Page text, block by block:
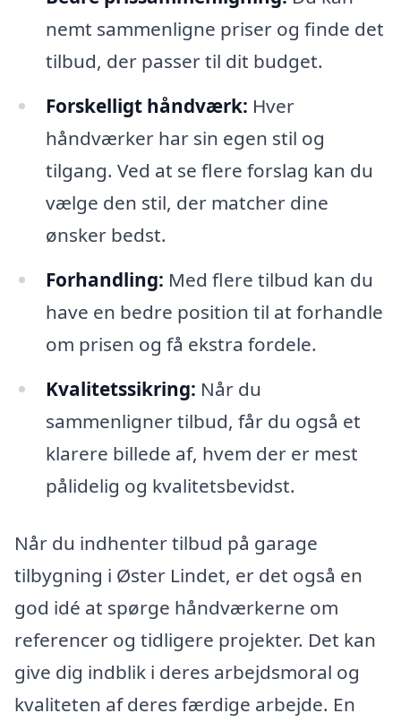
nemt sammenligne priser og finde det
tilbud, der passer til dit budget.
Forskelligt håndværk: Hver
håndværker har sin egen stil og
tilgang. Ved at se flere forslag kan du
vælge den stil, der matcher dine
ønsker bedst.
Forhandling: Med flere tilbud kan du
have en bedre position til at forhandle
om prisen og få ekstra fordele.
Kvalitetssikring: Når du
sammenligner tilbud, får du også et
klarere billede af, hvem der er mest
pålidelig og kvalitetsbevidst.
Når du indhenter tilbud på garage
tilbygning i Øster Lindet, er det også en
god idé at spørge håndværkerne om
referencer og tidligere projekter. Det kan
give dig indblik i deres arbejdsmoral og
kvaliteten af deres færdige arbejde. En